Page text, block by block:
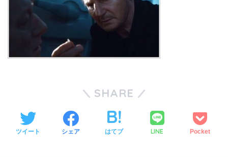
SHARE
ツイート シェア はてブ LINE Pocket